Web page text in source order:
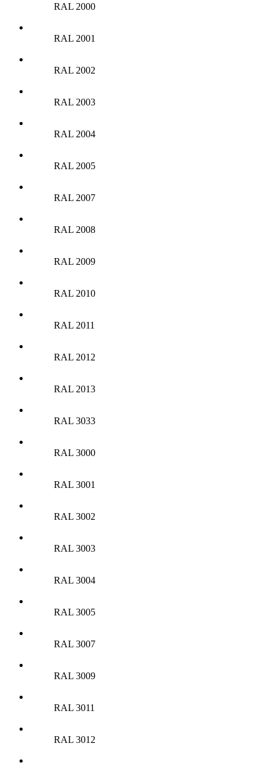
RAL 2000
RAL 2001
RAL 2002
RAL 2003
RAL 2004
RAL 2005
RAL 2007
RAL 2008
RAL 2009
RAL 2010
RAL 2011
RAL 2012
RAL 2013
RAL 3033
RAL 3000
RAL 3001
RAL 3002
RAL 3003
RAL 3004
RAL 3005
RAL 3007
RAL 3009
RAL 3011
RAL 3012